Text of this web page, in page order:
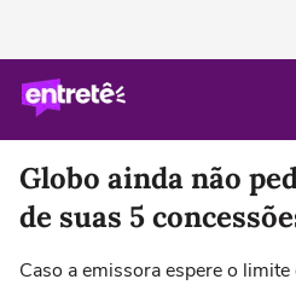
Globo ainda não
de suas 5
Caso a emissora espere o